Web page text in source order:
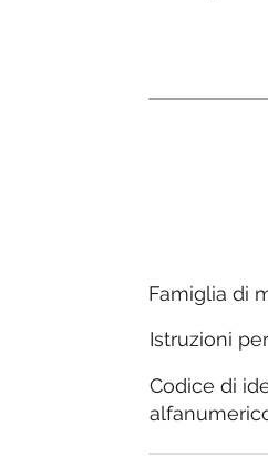
Famiglia di
Istruzioni
Codice di